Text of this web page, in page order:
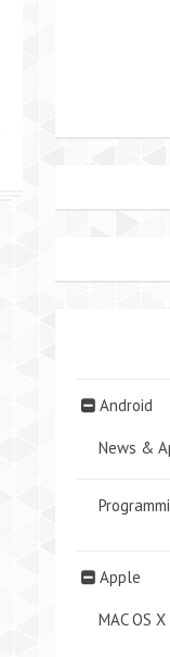
Android
News &
Apple
MAC OS X